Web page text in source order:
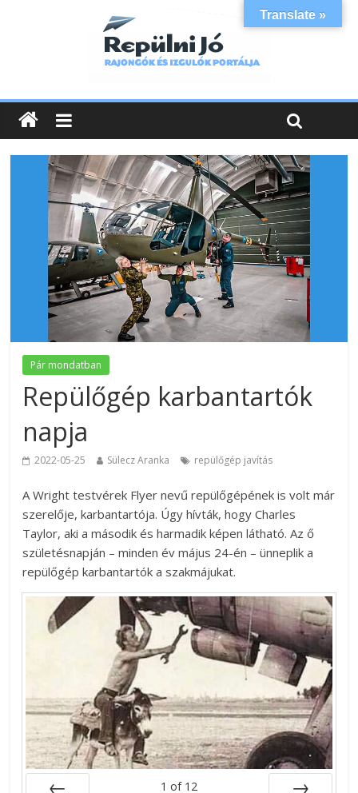
Pár mondatban
Repülőgép karbantartók
napja
2022-05-25 Sülecz Aranka repülőgép javítás
A Wright testvérek Flyer nevű repülőgépének is volt már
szerelője, karbantartója. Úgy hívták, hogy Charles
Taylor, aki a második és harmadik képen látható. Az ő
születésnapján – minden év május 24-én – ünneplik a
repülőgép karbantartók a szakmájukat.
1 of 12
Translate »